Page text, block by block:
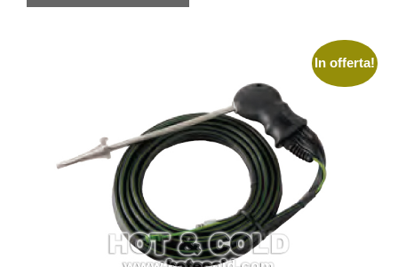
€ 12,00.€ 9,00.
In offerta!